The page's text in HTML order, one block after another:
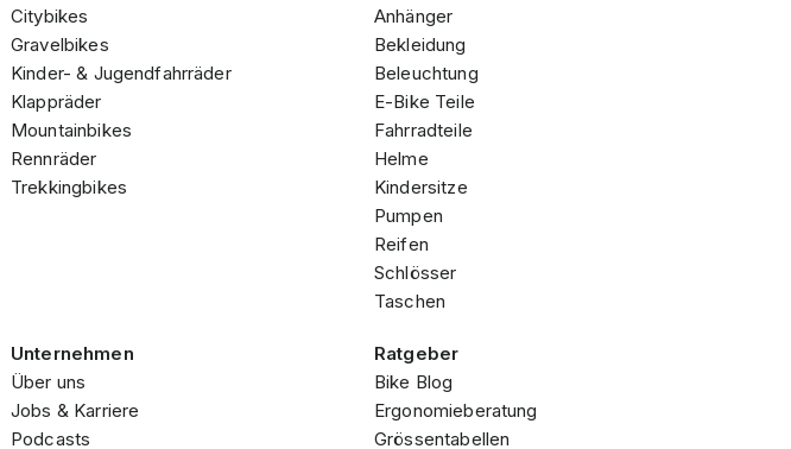
Citybikes
Gravelbikes
Kinder- & Jugendfahrräder
Klappräder
Mountainbikes
Rennräder
Trekkingbikes
Anhänger
Bekleidung
Beleuchtung
E-Bike Teile
Fahrradteile
Helme
Kindersitze
Pumpen
Reifen
Schlösser
Taschen
Unternehmen
Über uns
Jobs & Karriere
Podcasts
Ratgeber
Bike Blog
Ergonomieberatung
Grössentabellen